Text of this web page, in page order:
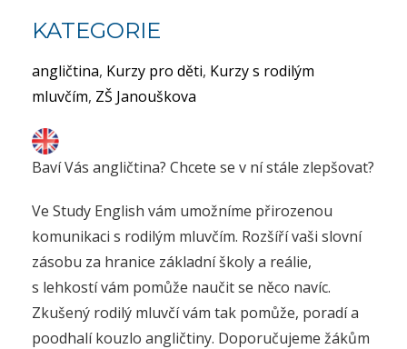
KATEGORIE
angličtina, Kurzy pro děti, Kurzy s rodilým
mluvčím, ZŠ Janouškova
Baví Vás angličtina? Chcete se v ní stále zlepšovat?
Ve Study English vám umožníme přirozenou
komunikaci s rodilým mluvčím. Rozšíří vaši slovní
zásobu za hranice základní školy a reálie,
s lehkostí vám pomůže naučit se něco navíc.
Zkušený rodilý mluvčí vám tak pomůže, poradí a
poodhalí kouzlo angličtiny. Doporučujeme žákům